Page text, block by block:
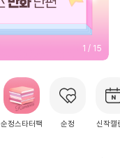
2 / 15
순정스타터팩 순정 신작캘